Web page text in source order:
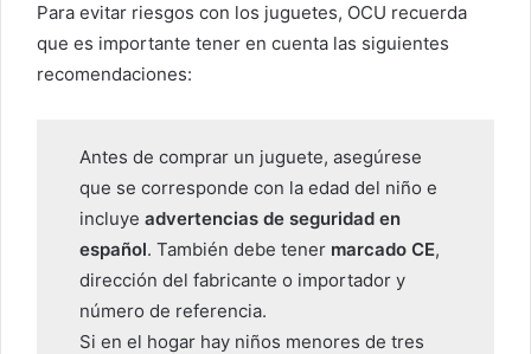
Para evitar riesgos con los juguetes, OCU recuerda
que es importante tener en cuenta las siguientes
recomendaciones:
Antes de comprar un juguete, asegúrese
que se corresponde con la edad del niño e
incluye advertencias de seguridad en
español. También debe tener marcado CE,
dirección del fabricante o importador y
número de referencia.
Si en el hogar hay niños menores de tres